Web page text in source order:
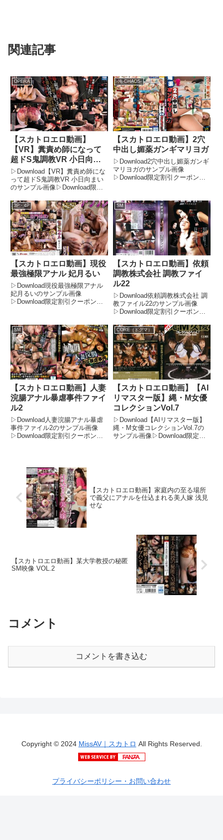
関連記事
OPERA
【スカトロエロ動画】
【VR】糞責め師になって
超ドS鬼調教VR 小日向ま
い
▷Download【VR】糞責め師にな
って超ドS鬼調教VR 小日向まい
のサンプル画像▷Download限定
にないお得感！今がチャンス！
FANZAの期間限定500円OFFクー
ポンで、フル動画が驚きの価格
に！期間...
-沌-CHAOS-
【スカトロエロ動画】2穴
中出し媚薬ガンギマリヨガ
▷Download2穴中出し媚薬ガンギ
マリヨガのサンプル画像
▷Download限定割引クーポンで
定500円OFFクーポンで、フル動
画が驚きの価格に！期間限定セー
ル品もさらに割引...
3P・4P
【スカトロエロ動画】現役
最強極限アナル 妃月るい
▷Download現役最強極限アナル
妃月るいのサンプル画像
▷Download限定割引クーポンで
定500円OFFクーポンで、フル動
画が驚きの価格に！期間限定セー
ル品もさらに割引...
SM
【スカトロエロ動画】依頼
調教株式会社 調教ファイ
ル22
▷Download依頼調教株式会社 調
教ファイル22のサンプル画像
▷Download限定割引クーポンで
今がチャンス！FANZAの期間限
定500円OFFクーポンで、フル動
画が驚きの価格に！期間限定セー
ル品もさら...
SM
【スカトロエロ動画】人妻
浣腸アナル暴虐事件ファイ
ル2
▷Download人妻浣腸アナル暴虐
事件ファイル2のサンプル画像
▷Download限定割引クーポンで
画が驚きの価格に！期間限定セー
ル品もさらに...
CORE（ドグマ）
【スカトロエロ動画】【AI
リマスター版】縄・M女優
コレクションVol.7
▷Download【AIリマスター版】
縄・M女優コレクションVol.7の
サンプル画像▷Download限定割
【スカトロエロ動画】家庭内の至る場所
で義父にアナルを仕込まれる美人嫁 浅見
せな
【スカトロエロ動画】某大学教授の秘匿
SM映像 VOL.2
コメント
コメントを書き込む
Copyright © 2024 MissAV｜スカトロ All Rights Reserved.
プライバシーポリシー・お問い合わせ